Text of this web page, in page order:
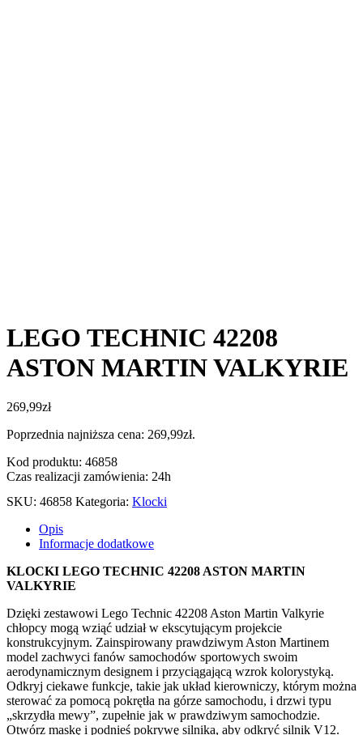
LEGO TECHNIC 42208
ASTON MARTIN VALKYRIE
269,99zł
Poprzednia najniższa cena: 269,99zł.
Kod produktu: 46858
Czas realizacji zamówienia: 24h
SKU: 46858 Kategoria: Klocki
Opis
Informacje dodatkowe
KLOCKI LEGO TECHNIC 42208 ASTON MARTIN
VALKYRIE
Dzięki zestawowi Lego Technic 42208 Aston Martin Valkyrie
chłopcy mogą wziąć udział w ekscytującym projekcie
konstrukcyjnym. Zainspirowany prawdziwym Aston Martinem
model zachwyci fanów samochodów sportowych swoim
aerodynamicznym designem i przyciągającą wzrok kolorystyką.
Odkryj ciekawe funkcje, takie jak układ kierowniczy, którym można
sterować za pomocą pokrętła na górze samochodu, i drzwi typu
„skrzydła mewy”, zupełnie jak w prawdziwym samochodzie.
Otwórz maskę i podnieś pokrywę silnika, aby odkryć silnik V12.